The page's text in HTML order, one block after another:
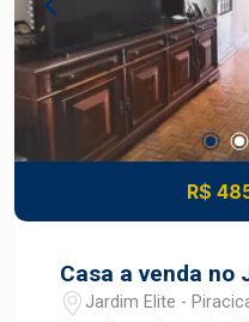
R$
Casa a venda no
Jardim Elite -